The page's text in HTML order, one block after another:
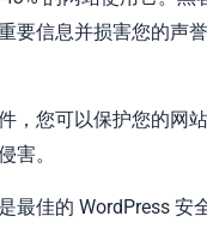
要信息并损害您的声
，您可以保护您的网
害。
最佳的 WordPress 安